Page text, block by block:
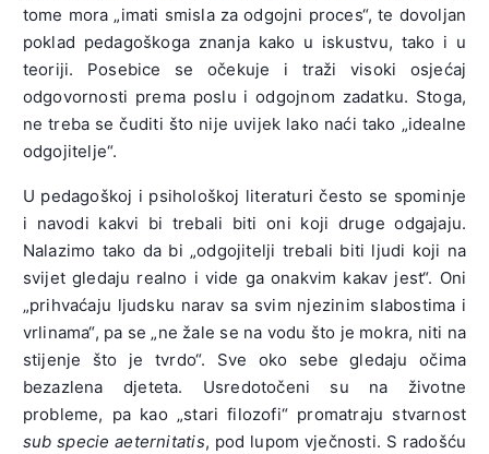
tome mora „imati smisla za odgojni proces“, te dovoljan
poklad pedagoškoga znanja kako u iskustvu, tako i u
teoriji. Posebice se očekuje i traži visoki osjećaj
odgovornosti prema poslu i odgojnom zadatku. Stoga,
ne treba se čuditi što nije uvijek lako naći tako „idealne
odgojitelje“.
U pedagoškoj i psihološkoj literaturi često se spominje
i navodi kakvi bi trebali biti oni koji druge odgajaju.
Nalazimo tako da bi „odgojitelji trebali biti ljudi koji na
svijet gledaju realno i vide ga onakvim kakav jest“. Oni
„prihvaćaju ljudsku narav sa svim njezinim slabostima i
vrlinama“, pa se „ne žale se na vodu što je mokra, niti na
stijenje što je tvrdo“. Sve oko sebe gledaju očima
bezazlena djeteta. Usredotočeni su na životne
probleme, pa kao „stari filozofi“ promatraju stvarnost
sub specie aeternitatis, pod lupom vječnosti. S radošću